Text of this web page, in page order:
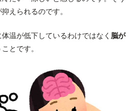
えられるのです。
温が低下しているわけではなく 脳が
とです。